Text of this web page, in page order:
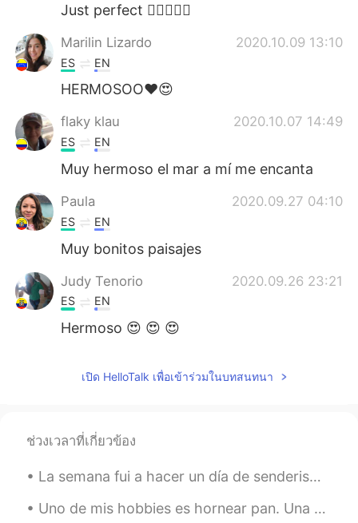
Just perfect 👌🏻🤩👏🏻
Marilin Lizardo 2020.10.09 13:10
ES EN
HERMOSOO❤😍
flaky klau 2020.10.07 14:49
ES EN
Muy hermoso el mar a mí me encanta
Paula 2020.09.27 04:10
ES EN
Muy bonitos paisajes
Judy Tenorio 2020.09.26 23:21
ES EN
Hermoso 😍 😍 😍
EN
Alexander
@Mar sin coche es en Normandía,
Francia
เปิด HelloTalk เพื่อเข้าร่วมในบทสนทนา
ช่วงเวลาที่เกี่ยวข้อง
La semana fui a hacer un día de senderismo no tan lejos de donde vivo. Solamente una hora en tren...
Uno de mis hobbies es hornear pan. Una o dos veces por la semana preparo un pan. Y siempre trato ...